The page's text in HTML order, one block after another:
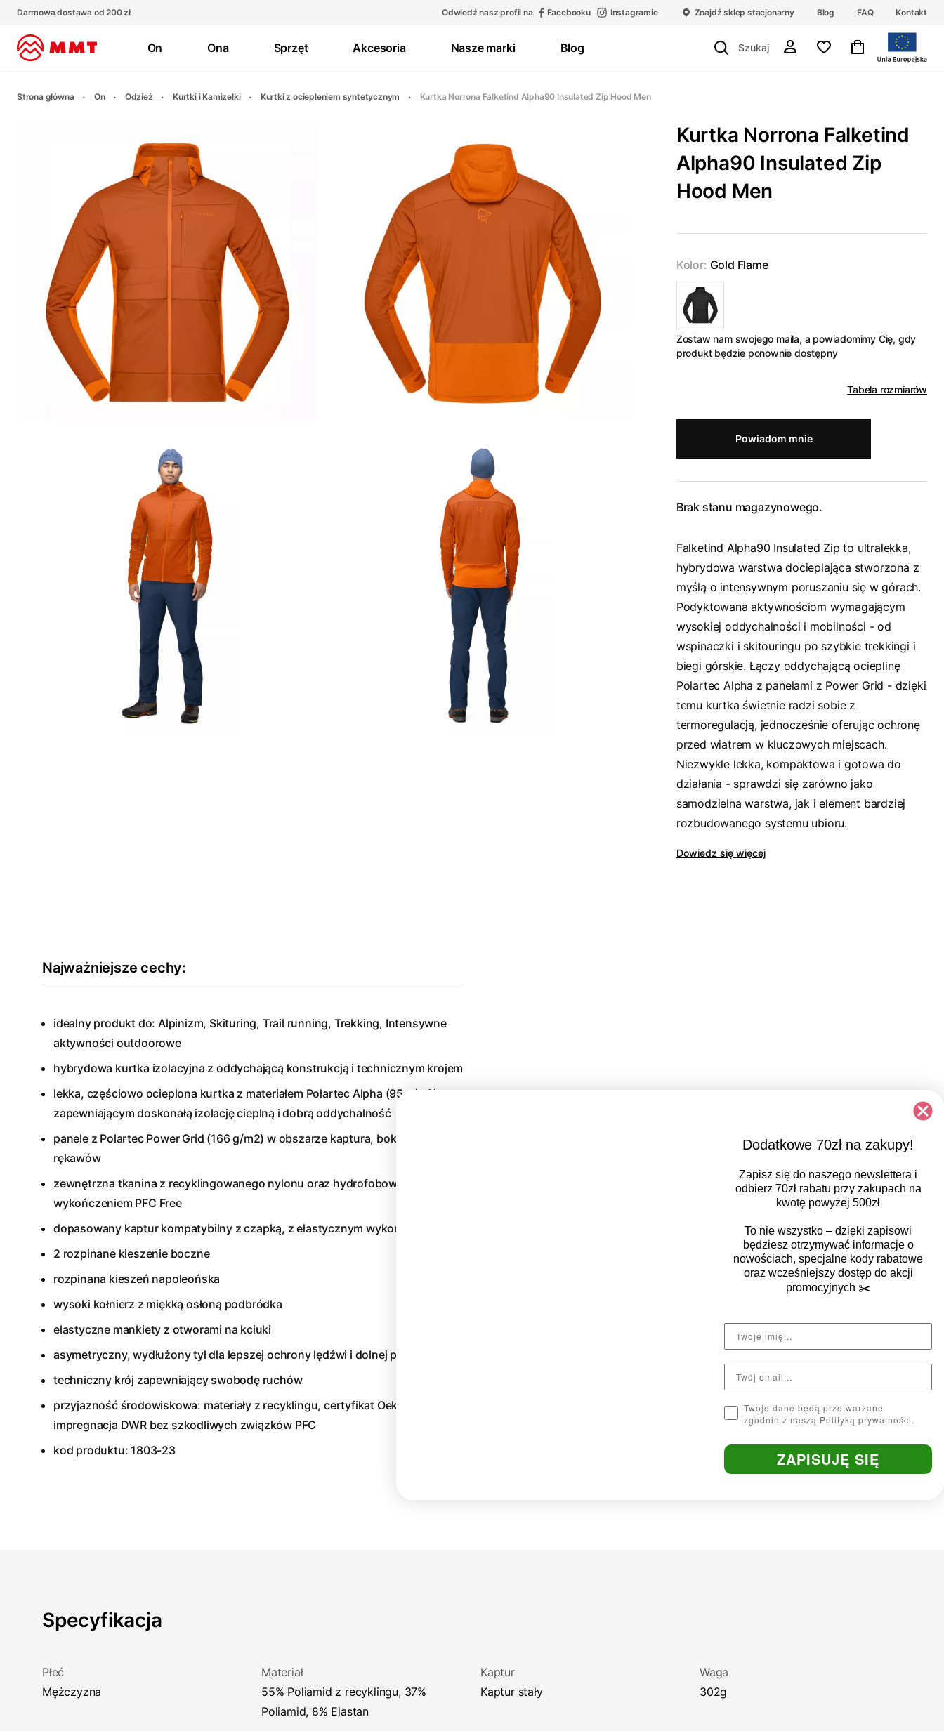
Darmowa dostawa od 200 zł Odwiedź nasz profil na Facebooku Instagramie Znajdź sklep stacjonarny Blog FAQ Kontakt
On Ona Sprzęt Akcesoria Nasze marki Blog
Strona główna On Odzież Kurtki i Kamizelki Kurtki z ociepleniem syntetycznym Kurtka Norrona Falketind Alpha90 Insulated Zip Hood Men
Kurtka Norrona Falketind
Alpha90 Insulated Zip
Hood Men
Kolor: Gold Flame
Zostaw nam swojego maila, a powiadomimy Cię, gdy
produkt będzie ponownie dostępny
Tabela rozmiarów
Powiadom mnie
Brak stanu magazynowego.
Falketind Alpha90 Insulated Zip to ultralekka,
hybrydowa warstwa docieplająca stworzona z
myślą o intensywnym poruszaniu się w górach.
Podyktowana aktywnościom wymagającym
wysokiej oddychalności i mobilności - od
wspinaczki i skitouringu po szybkie trekkingi i
biegi górskie. Łączy oddychającą ocieplinę
Polartec Alpha z panelami z Power Grid - dzięki
temu kurtka świetnie radzi sobie z
termoregulacją, jednocześnie oferując ochronę
przed wiatrem w kluczowych miejscach.
Niezwykle lekka, kompaktowa i gotowa do
działania - sprawdzi się zarówno jako
samodzielna warstwa, jak i element bardziej
rozbudowanego systemu ubioru.
Dowiedz się więcej
Najważniejsze cechy:
idealny produkt do: Alpinizm, Skituring, Trail running, Trekking, Intensywne
aktywności outdoorowe
hybrydowa kurtka izolacyjna z oddychającą konstrukcją i technicznym krojem
lekka, częściowo ocieplona kurtka z materiałem Polartec Alpha (95 g/m2)
zapewniającym doskonałą izolację cieplną i dobrą oddychalność
panele z Polartec Power Grid (166 g/m2) w obszarze kaptura, boków i
rękawów
zewnętrzna tkanina z recyklingowanego nylonu oraz hydrofobowym
wykończeniem PFC Free
dopasowany kaptur kompatybilny z czapką, z elastycznym wykończeniem
2 rozpinane kieszenie boczne
rozpinana kieszeń napoleońska
wysoki kołnierz z miękką osłoną podbródka
elastyczne mankiety z otworami na kciuki
asymetryczny, wydłużony tył dla lepszej ochrony lędźwi i dolnej partii pleców
techniczny krój zapewniający swobodę ruchów
przyjazność środowiskowa: materiały z recyklingu, certyfikat Oeko-Tex,
impregnacja DWR bez szkodliwych związków PFC
kod produktu: 1803-23
Specyfikacja
Płeć
Mężczyzna
Materiał
55% Poliamid z recyklingu, 37%
Poliamid, 8% Elastan
Kaptur
Kaptur stały
Waga
302g
Dodatkowe 70zł na zakupy!
Zapisz się do naszego newslettera i
odbierz 70zł rabatu przy zakupach na
kwotę powyżej 500zł
To nie wszystko – dzięki zapisowi
będziesz otrzymywać informacje o
nowościach, specjalne kody rabatowe
oraz wcześniejszy dostęp do akcji
promocyjnych ✂️
Twoje dane będą przetwarzane
zgodnie z naszą Polityką prywatności.
ZAPISUJĘ SIĘ